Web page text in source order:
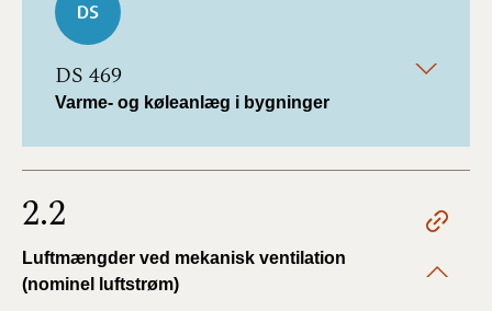
DS 469
Varme- og køleanlæg i bygninger
2.2
Luftmængder ved mekanisk ventilation
(nominel luftstrøm)